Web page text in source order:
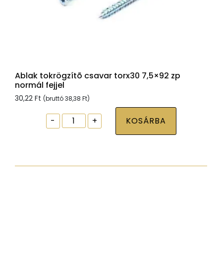
Ablak tokrögzítõ csavar torx30 7,5×92 zp
normál fejjel
30,22 Ft (bruttó38,38 Ft)
-
Ablak
tokrögzítõ
7,5x92
+ KOSÁRBA